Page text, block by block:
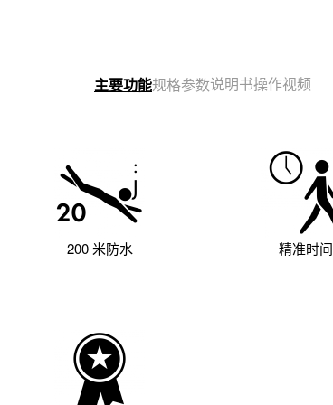
主要功能规格参数说明书操作视频
200 米防水 精准时间